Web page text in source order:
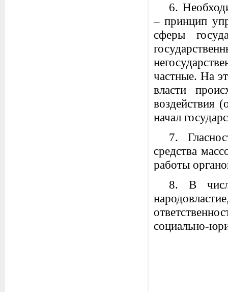
6.
– принцип
сферы
частные. На
власти
воздействия
начал
7.
средства
работы
8. В
социально-